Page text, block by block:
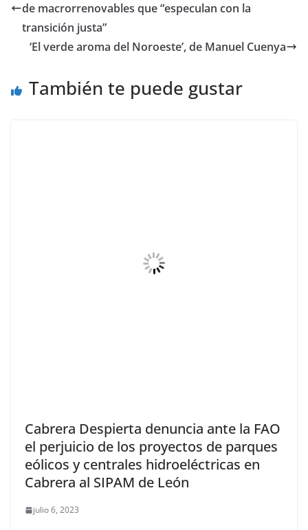
de macrorrenovables que “especulan con la
transición justa”
‘El verde aroma del Noroeste’, de Manuel Cuenya
También te puede gustar
Cabrera Despierta denuncia ante la FAO
el perjuicio de los proyectos de parques
eólicos y centrales hidroeléctricas en
Cabrera al SIPAM de León
julio 6, 2023